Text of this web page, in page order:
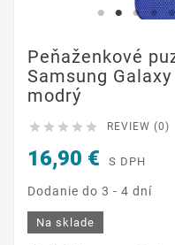
Peňaženkové
Samsung
modrý
     REVIEW (0)
16,90 € S DPH
Dodanie do 3 - 4 dní
Na sklade